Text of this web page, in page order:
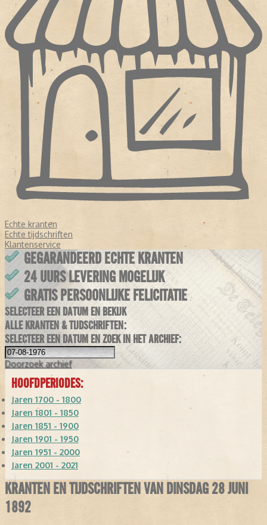
Echte kranten
Echte tijdschriften
Klantenservice
GEGARANDEERD ECHTE KRANTEN
24 UURS LEVERING MOGELIJK
GRATIS PERSOONLIJKE FELICITATIE
SELECTEER EEN DATUM EN BEKIJK
ALLE KRANTEN & TIJDSCHRIFTEN:
SELECTEER EEN DATUM EN ZOEK IN HET ARCHIEF:
Doorzoek archief
HOOFDPERIODES:
Jaren 1700 - 1800
Jaren 1801 - 1850
Jaren 1851 - 1900
Jaren 1901 - 1950
Jaren 1951 - 2000
Jaren 2001 - 2021
KRANTEN EN TIJDSCHRIFTEN VAN DINSDAG 28 JUNI
1892